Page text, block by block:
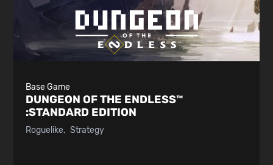
Base Game
DUNGEON OF THE ENDLESS™
:STANDARD EDITION
Roguelike Strategy